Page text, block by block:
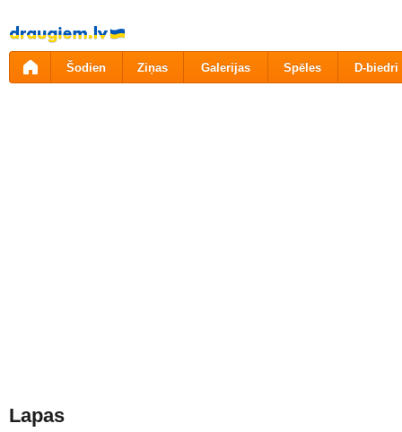
Pāriet
uz
saturu
Šodien Ziņas Galerijas Spēles D-biedri
Lapas